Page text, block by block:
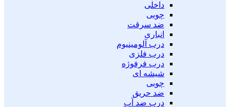
داخلی
چوبی
ضد سرقت
انباری
درب آلومینیوم
درب فلزی
درب فرفوژه
شیشه ای
چوبی
ضد حریق
درب ضد آب